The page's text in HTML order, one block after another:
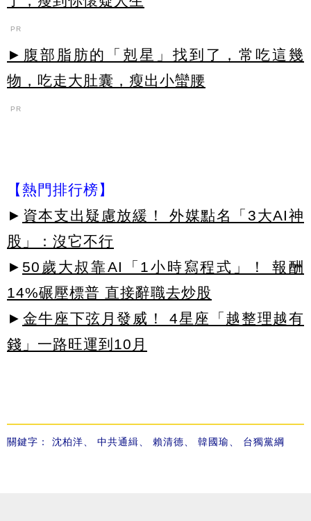
PR
►腹部脂肪的「剋星」找到了，常吃這幾
物，吃走大肚囊，瘦出小蠻腰
PR
【熱門排行榜】
► 資本支出疑慮放緩！ 外媒點名「3大AI神
股」：沒它不行
► 50歲大叔靠AI「1小時寫程式」！ 報酬
14%碾壓標普 直接辭職去炒股
► 金牛座下弦月發威！ 4星座「越整理越有
錢」一路旺運到10月
關鍵字： 沈柏洋 中共通緝 賴清德 韓國瑜 台獨黨綱